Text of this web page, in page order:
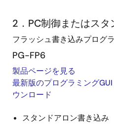
2．PC制御またはス
フラッシュ書き込みプログ
PG-FP6
製品ページを見る
最新版のプログラミング
ウンロード
スタンドアロン書き込み